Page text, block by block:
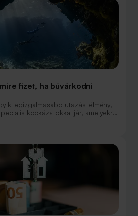
fizet, ha búvárkodni
legizgalmasabb utazási élmény,
kockázatokkal jár, amelyekre
nyújt megfelelő fedezetet.
számára különösen fontos,
megvizsgálják, milyen
a választott biztosítás.